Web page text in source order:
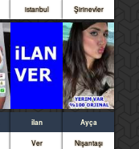
istanbul Şirinevler
ilan
Ver
Ayça
Nişantaşı